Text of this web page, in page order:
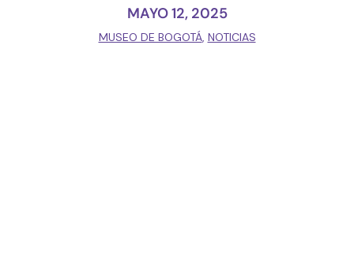
MAYO 12, 2025
MUSEO DE BOGOTÁ, NOTICIAS